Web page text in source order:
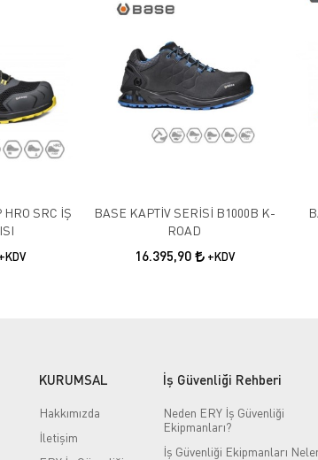
SRC İŞ
+KDV
BASE KAPTİV SERİSİ B1000B K-
ROAD
16.395,90 +KDV
KURUMSAL
Hakkımızda
İletişim
İş Güvenliği Rehberi
Neden ERY İş Güvenliği
Ekipmanları?
İş Güvenliği Ekipmanları